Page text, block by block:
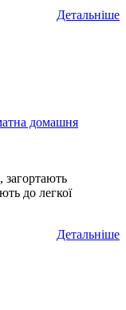
Детальніше
домашня
до легкої
Детальніше